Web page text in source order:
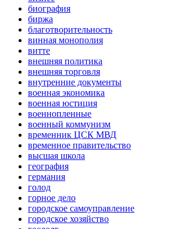
биография
биржа
благотворительность
винная монополия
витте
внешняя политика
внешняя торговля
внутренние документы
военная экономика
военная юстиция
военнопленные
военный коммунизм
временник ЦСК МВД
временное правительство
высшая школа
география
германия
голод
горное дело
городское самоуправление
городское хозяйство